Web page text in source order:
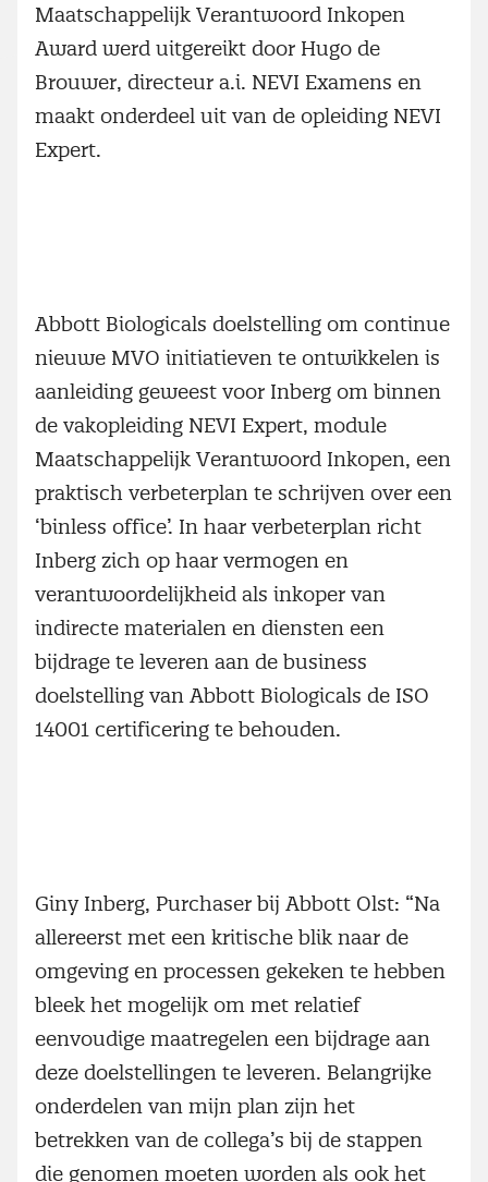
Maatschappelijk Verantwoord Inkopen
Award werd uitgereikt door Hugo de
Brouwer, directeur a.i. NEVI Examens en
maakt onderdeel uit van de opleiding NEVI
Expert.
Abbott Biologicals doelstelling om continue
nieuwe MVO initiatieven te ontwikkelen is
aanleiding geweest voor Inberg om binnen
de vakopleiding NEVI Expert, module
Maatschappelijk Verantwoord Inkopen, een
praktisch verbeterplan te schrijven over een
‘binless office’. In haar verbeterplan richt
Inberg zich op haar vermogen en
verantwoordelijkheid als inkoper van
indirecte materialen en diensten een
bijdrage te leveren aan de business
doelstelling van Abbott Biologicals de ISO
14001 certificering te behouden.
Giny Inberg, Purchaser bij Abbott Olst: “Na
allereerst met een kritische blik naar de
omgeving en processen gekeken te hebben
bleek het mogelijk om met relatief
eenvoudige maatregelen een bijdrage aan
deze doelstellingen te leveren. Belangrijke
onderdelen van mijn plan zijn het
betrekken van de collega’s bij de stappen
die genomen moeten worden als ook het